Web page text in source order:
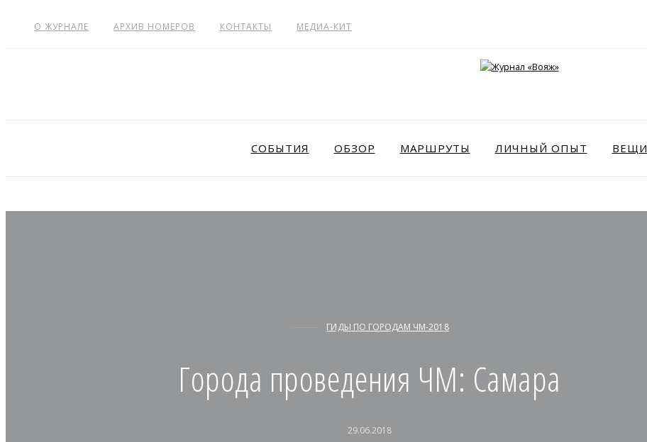
О ЖУРНАЛЕ АРХИВ НОМЕРОВ КОНТАКТЫ МЕДИА-КИТ
СОБЫТИЯ ОБЗОР МАРШРУТЫ ЛИЧНЫЙ ОПЫТ ВЕЩИ
ГИДЫ ПО ГОРОДАМ ЧМ-2018
Города проведения ЧМ: Самара
29.06.2018